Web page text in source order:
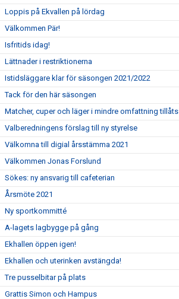
Loppis på Ekvallen på lördag
Välkommen Pär!
Isfritids idag!
Lättnader i restriktionerna
Istidsläggare klar för säsongen 2021/2022
Tack för den här säsongen
Matcher, cuper och läger i mindre omfattning tillåts
Valberedningens förslag till ny styrelse
Välkomna till digial årsstämma 2021
Välkommen Jonas Forslund
Sökes: ny ansvarig till cafeterian
Årsmöte 2021
Ny sportkommitté
A-lagets lagbygge på gång
Ekhallen öppen igen!
Ekhallen och uterinken avstängda!
Tre pusselbitar på plats
Grattis Simon och Hampus